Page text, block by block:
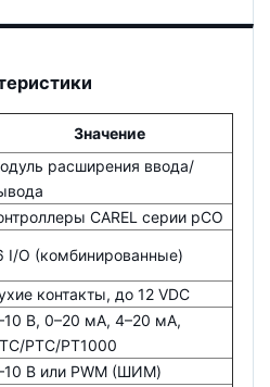
Значение
расширения ввода/
CAREL серии pCO
I/O (комбинированные)
контакты, до 12 VDC
В, 0–20 мА, 4–20 мА,
PTC/PT1000
В или PWM (ШИМ)